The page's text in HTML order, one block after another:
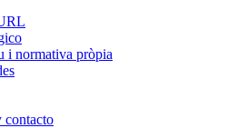
i normativa pròpia
contacto